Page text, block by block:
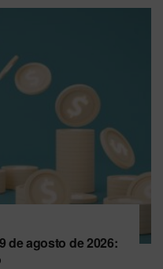
de agosto de 2026: